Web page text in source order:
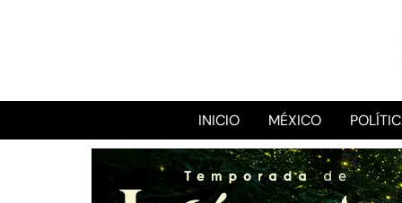
INICIO MÉXICO